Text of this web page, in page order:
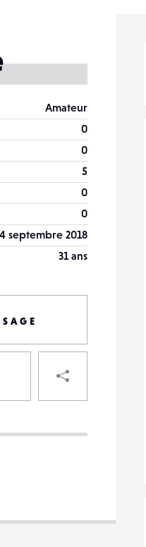
Amateur
0
0
5
0
0
septembre 2018
31 ans
EMAIL